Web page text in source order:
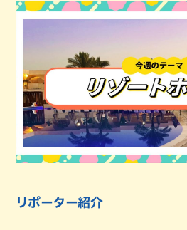
リポーター紹介